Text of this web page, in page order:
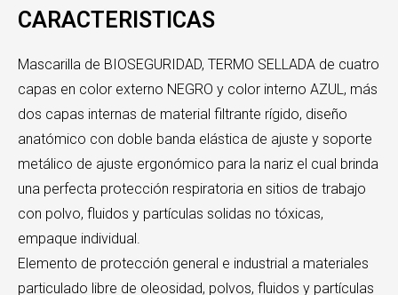
CARACTERISTICAS
Mascarilla de BIOSEGURIDAD, TERMO SELLADA de cuatro
capas en color externo NEGRO y color interno AZUL, más
dos capas internas de material filtrante rígido, diseño
anatómico con doble banda elástica de ajuste y soporte
metálico de ajuste ergonómico para la nariz el cual brinda
una perfecta protección respiratoria en sitios de trabajo
con polvo, fluidos y partículas solidas no tóxicas,
empaque individual.
Elemento de protección general e industrial a materiales
particulado libre de oleosidad, polvos, fluidos y partículas